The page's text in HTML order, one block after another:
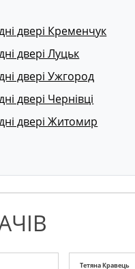
двері Кременчук
двері Луцьк
двері Ужгород
двері Чернівці
двері Житомир
Тетяна Кравець